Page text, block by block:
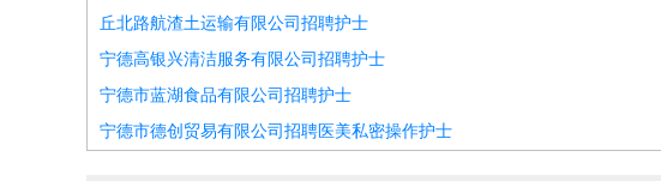
丘北路航渣土运输有限公司招聘护士
宁德高银兴清洁服务有限公司招聘护士
宁德市蓝湖食品有限公司招聘护士
宁德市德创贸易有限公司招聘医美私密操作护士